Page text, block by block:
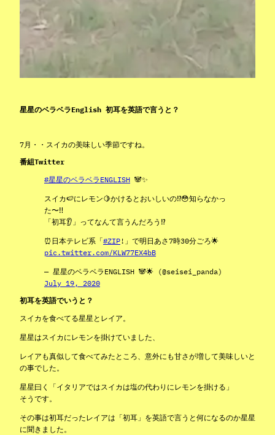
星星のベラベラEnglish 初耳を英語で言うと？
7月・・スイカの美味しい季節ですね。
番組Twitter
#星星のベラベラENGLISH 🐼✨
スイカ🍉にレモン🍋かけるとおいしいの⁉️😳知らなかっ
た〜‼️
「初耳👂」ってなんて言うんだろう⁉️
⏰日本テレビ系「#ZIP!」で明日あさ7時30分ごろ🌟
pic.twitter.com/KLW77EX4bB
— 星星のベラベラENGLISH 🐼🌟 (@seisei_panda)
July 19, 2020
初耳を英語でいうと？
スイカを食べてる星星とレイア。
星星はスイカにレモンを掛けていました、
レイアも真似して食べてみたところ、意外にも甘さが増して美味しいと
の事でした。
星星曰く「イタリアではスイカは塩の代わりにレモンを掛ける」
そうです。
その事は初耳だったレイアは「初耳」を英語で言うと何になるのか星星
に聞きました。